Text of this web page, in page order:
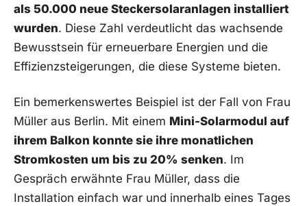
‌als‍ 50.000 neue Steckersolaranlagen​ installiert
wurden. ​Diese⁣ Zahl verdeutlicht das wachsende
Bewusstsein für erneuerbare Energien und die
⁣Effizienzsteigerungen, die diese Systeme bieten.
Ein⁢ bemerkenswertes Beispiel​ ist der Fall⁢ von ⁤Frau
​Müller aus Berlin. Mit einem Mini-Solarmodul ⁤auf
‌ihrem Balkon konnte sie ihre monatlichen
Stromkosten​ um bis ⁤zu 20% senken. Im
Gespräch⁤ erwähnte Frau Müller, dass die
Installation einfach⁣ war ⁢und innerhalb eines ⁣Tages